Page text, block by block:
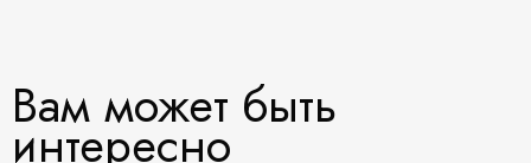
Вам может быть
интересно